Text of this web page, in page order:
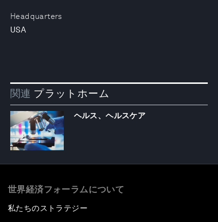
Headquarters
USA
関連 プラットホーム
ヘルス、ヘルスケア
世界経済フォーラムについて
私たちのストラテジー